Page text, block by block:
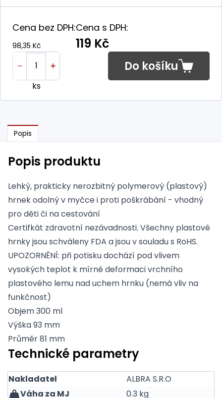
Cena bez DPH:
98,35 Kč
Cena s DPH:
119 Kč
ks
Do košíku
Popis
Popis produktu
Lehký, prakticky nerozbitný polymerový (plastový)
hrnek odolný v myčce i proti poškrábání - vhodný
pro děti či na cestování
Certifkát zdravotní nezávadnosti. Všechny plastové
hrnky jsou schváleny FDA a jsou v souladu s RoHS.
UPOZORNĚNÍ: při potisku dochází pod vlivem
vysokých teplot k mírné deformaci vrchního
plastového lemu nad uchem hrnku (nemá vliv na
funkčnost)
Objem 300 ml
Výška 93 mm
Průměr 81 mm
Technické parametry
Nakladatel
ALBRA S.R.O
Váha za MJ
0.3 kg